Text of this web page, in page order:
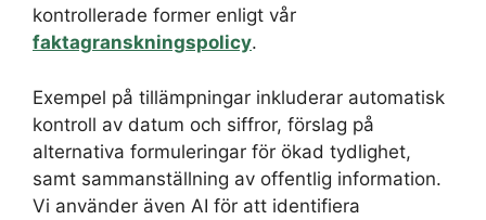
kontrollerade former enligt vår
faktagranskningspolicy.
Exempel på tillämpningar inkluderar automatisk
kontroll av datum och siffror, förslag på
alternativa formuleringar för ökad tydlighet,
samt sammanställning av offentlig information.
Vi använder även AI för att identifiera